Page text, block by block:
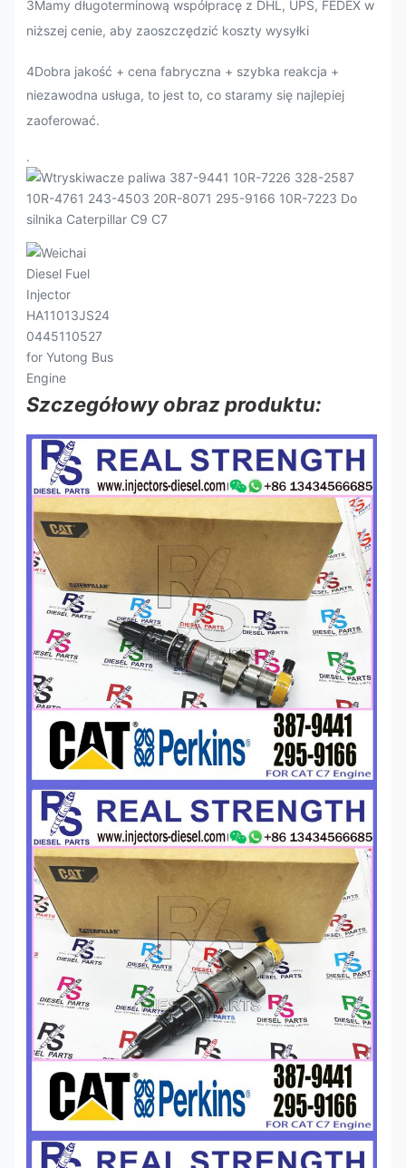
3Mamy długoterminową współpracę z DHL, UPS, FEDEX w
niższej cenie, aby zaoszczędzić koszty wysyłki
4Dobra jakość + cena fabryczna + szybka reakcja +
niezawodna usługa, to jest to, co staramy się najlepiej
zaoferować.
.
Szczegółowy obraz produktu: